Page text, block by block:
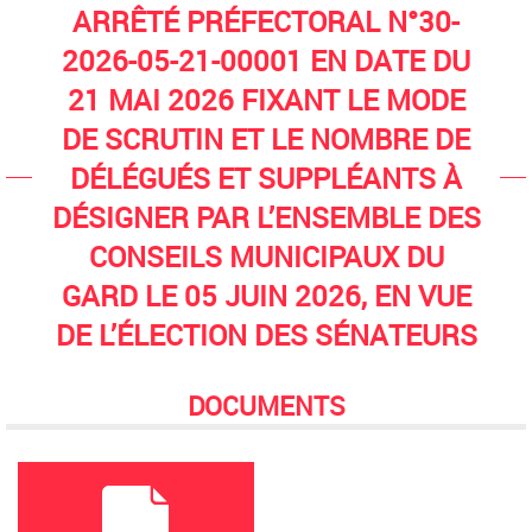
ARRÊTÉ PRÉFECTORAL N°30-
2026-05-21-00001 EN DATE DU
21 MAI 2026 FIXANT LE MODE
DE SCRUTIN ET LE NOMBRE DE
DÉLÉGUÉS ET SUPPLÉANTS À
DÉSIGNER PAR L’ENSEMBLE DES
CONSEILS MUNICIPAUX DU
GARD LE 05 JUIN 2026, EN VUE
DE L’ÉLECTION DES SÉNATEURS
DOCUMENTS